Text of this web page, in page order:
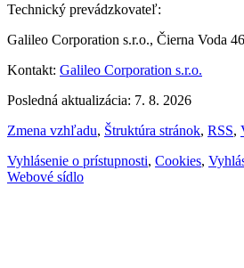
Technický prevádzkovateľ:
Galileo Corporation s.r.o., Čierna Voda
Kontakt: Galileo Corporation s.r.o.
Posledná aktualizácia: 7. 8. 2026
Zmena vzhľadu, Štruktúra stránok, RSS,
Vyhlásenie o prístupnosti, Cookies,
Webové sídlo